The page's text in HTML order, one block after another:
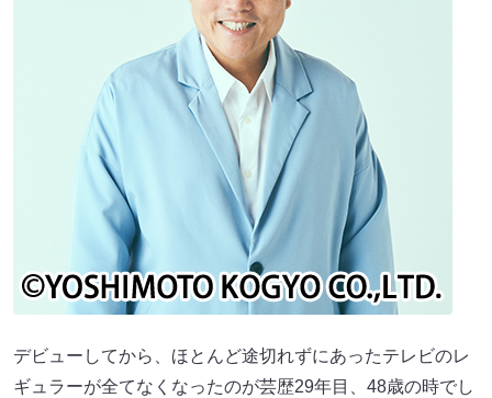
デビューしてから、ほとんど途切れずにあったテレビのレ
ギュラーが全てなくなったのが芸歴29年目、48歳の時でし